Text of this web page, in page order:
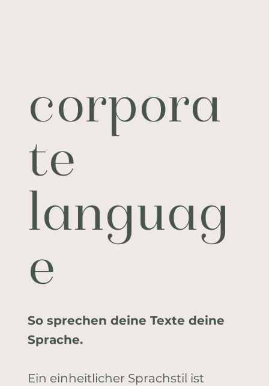
corpora
te
languag
e
So sprechen deine Texte deine
Sprache.
Ein einheitlicher Sprachstil ist